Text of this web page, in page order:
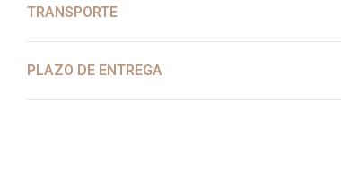
TRANSPORTE
PLAZO DE ENTREGA